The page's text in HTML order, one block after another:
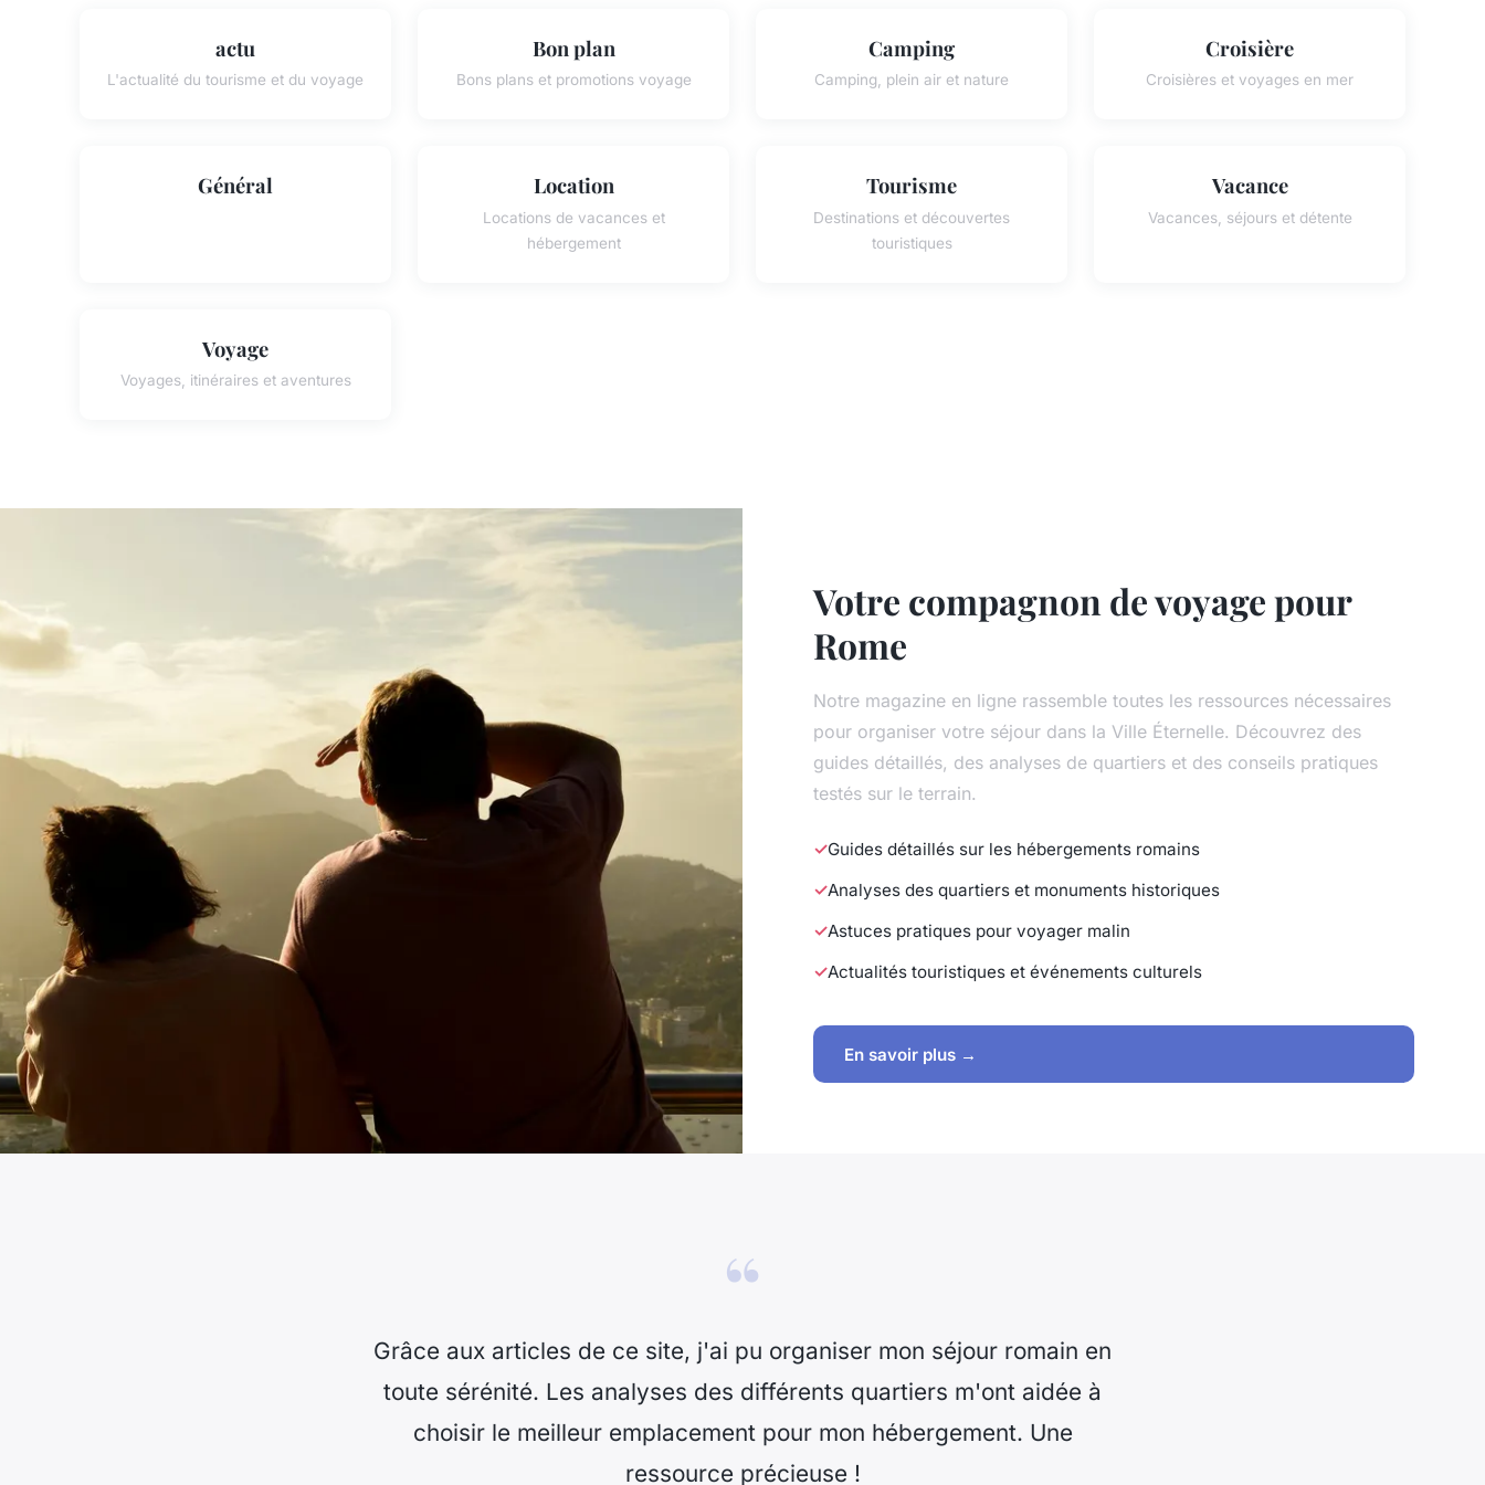
actu
L'actualité du tourisme et du voyage
Bon plan
Bons plans et promotions voyage
Camping
Camping, plein air et nature
Croisière
Croisières et voyages en mer
Général Location
Locations de vacances et
hébergement
Tourisme
Destinations et découvertes
touristiques
Vacance
Vacances, séjours et détente
Voyage
Voyages, itinéraires et aventures
Votre compagnon de voyage pour
Rome
Notre magazine en ligne rassemble toutes les ressources nécessaires
pour organiser votre séjour dans la Ville Éternelle. Découvrez des
guides détaillés, des analyses de quartiers et des conseils pratiques
testés sur le terrain.
Guides détaillés sur les hébergements romains
Analyses des quartiers et monuments historiques
Astuces pratiques pour voyager malin
Actualités touristiques et événements culturels
En savoir plus →
“
Grâce aux articles de ce site, j'ai pu organiser mon séjour romain en
toute sérénité. Les analyses des différents quartiers m'ont aidée à
choisir le meilleur emplacement pour mon hébergement. Une
ressource précieuse !